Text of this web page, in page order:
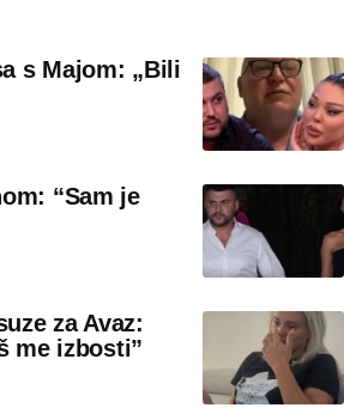
s Majom: „Bili
“Sam je
za Avaz:
me izbosti”